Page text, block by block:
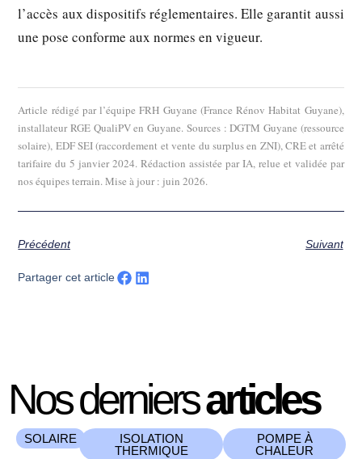
l’accès aux dispositifs réglementaires. Elle garantit aussi
une pose conforme aux normes en vigueur.
Article rédigé par l’équipe FRH Guyane (France Rénov Habitat Guyane),
installateur RGE QualiPV en Guyane. Sources : DGTM Guyane (ressource
solaire), EDF SEI (raccordement et vente du surplus en ZNI), CRE et arrêté
tarifaire du 5 janvier 2024. Rédaction assistée par IA, relue et validée par
nos équipes terrain. Mise à jour : juin 2026.
Précédent Suivant
Partager cet article
Nos derniersarticles
SOLAIRE
ISOLATION
THERMIQUE
POMPE À
CHALEUR